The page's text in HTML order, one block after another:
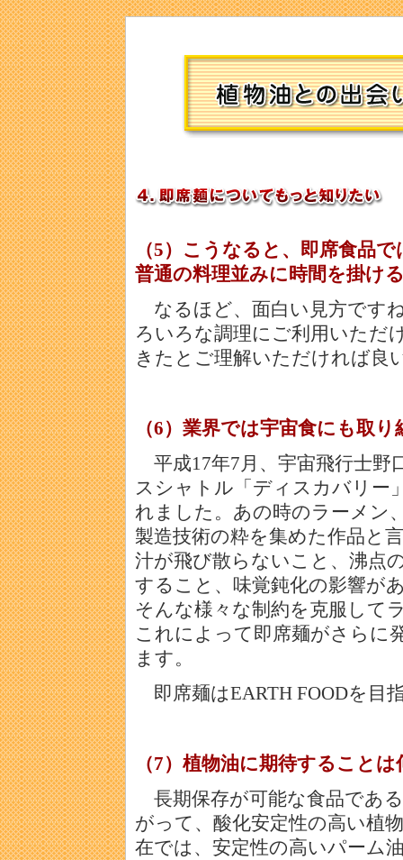
（5）こうなると、即席食品
普通の料理並みに時間を掛け
なるほど、面白い見方です
ろいろな調理にご利用いただ
きたとご理解いただければ良
（6）業界では宇宙食にも取
平成17年7月、宇宙飛行士野
スシャトル「ディスカバリー
れました。あの時のラーメン
製造技術の粋を集めた作品と
汁が飛び散らないこと、沸点
すること、味覚鈍化の影響が
そんな様々な制約を克服して
これによって即席麺がさらに
ます。
即席麺はEARTH FOODを目
（7）植物油に期待すること
長期保存が可能な食品であ
がって、酸化安定性の高い植
在では、安定性の高いパーム